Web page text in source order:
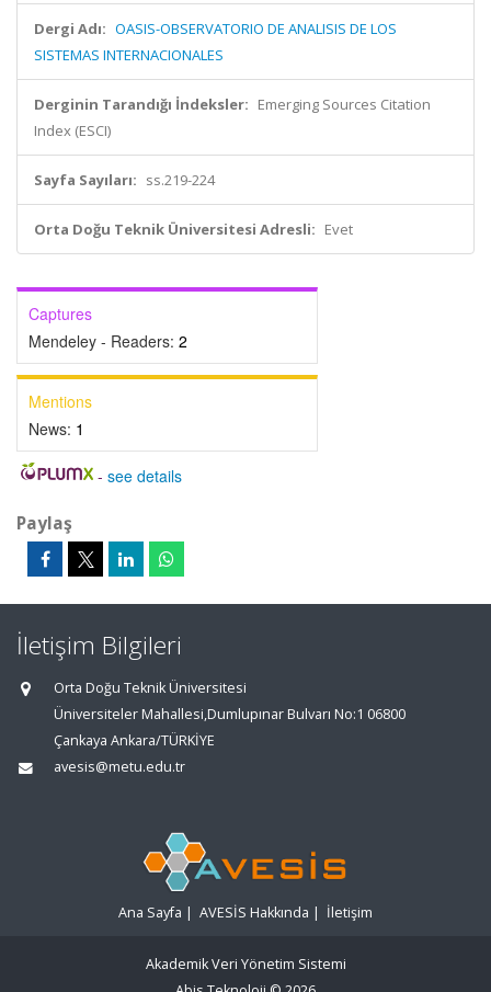
Dergi Adı: OASIS-OBSERVATORIO DE ANALISIS DE LOS
SISTEMAS INTERNACIONALES
Derginin Tarandığı İndeksler: Emerging Sources Citation
Index (ESCI)
Sayfa Sayıları: ss.219-224
Orta Doğu Teknik Üniversitesi Adresli: Evet
Captures
Mendeley - Readers: 2
Mentions
News: 1
- see details
Paylaş
İletişim Bilgileri
Orta Doğu Teknik Üniversitesi
Üniversiteler Mahallesi,Dumlupınar Bulvarı No:1 06800
Çankaya Ankara/TÜRKİYE
avesis@metu.edu.tr
Ana Sayfa | AVESİS Hakkında | İletişim
Akademik Veri Yönetim Sistemi